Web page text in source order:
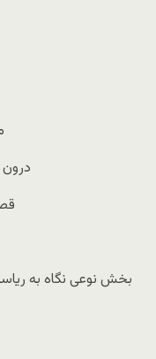
بخش نوعی نگاه به